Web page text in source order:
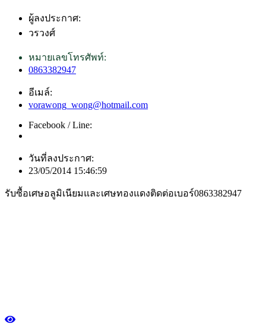
ผู้ลงประกาศ:
วรวงศ์
หมายเลขโทรศัพท์:
0863382947
อีเมล์:
vorawong_wong@hotmail.com
Facebook / Line:
วันที่ลงประกาศ:
23/05/2014 15:46:59
รับซื้อเศษอลูมิเนียมและเศษทองแดงติดต่อเบอร์0863382947